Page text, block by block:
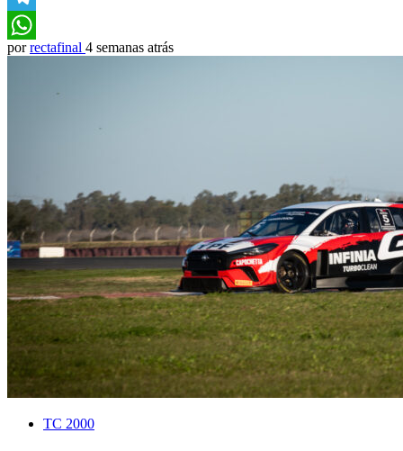
Telegram
WhatsApp
por rectafinal 4 semanas atrás
TC 2000